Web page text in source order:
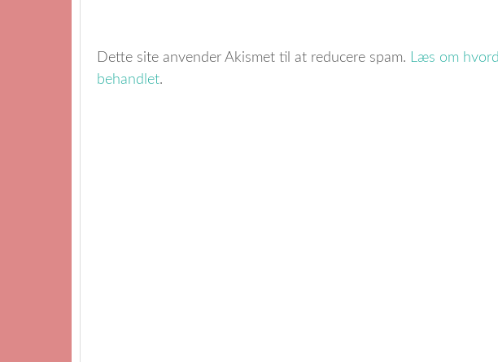
Dette site anvender Akismet til at reducere spam. Læs om
behandlet.